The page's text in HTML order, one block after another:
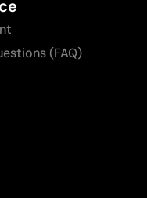
(FAQ)